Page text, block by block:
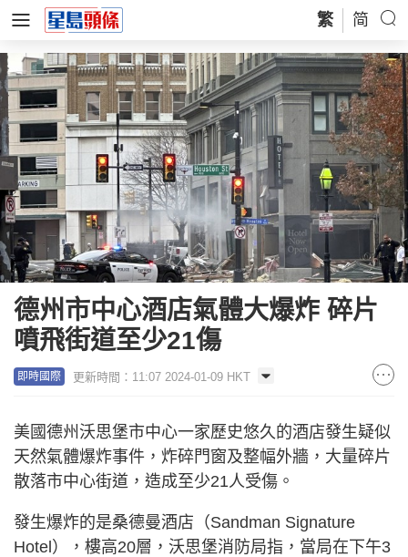
繁 简
德州市中心酒店氣體大爆炸 碎片
噴飛街道至少21傷
即時國際 更新時間：11:07 2024-01-09 HKT
美國德州沃思堡市中心一家歷史悠久的酒店發生疑似
天然氣體爆炸事件，炸碎門窗及整幅外牆，大量碎片
散落市中心街道，造成至少21人受傷。
發生爆炸的是桑德曼酒店（Sandman Signature
Hotel），樓高20層，沃思堡消防局指，當局在下午3